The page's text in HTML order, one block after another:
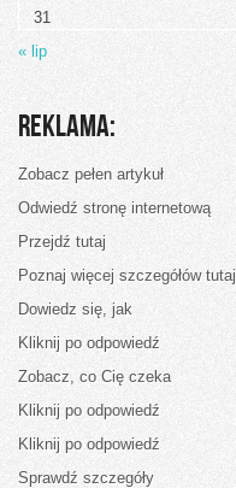
31
« lip
Reklama:
Zobacz pełen artykuł
Odwiedź stronę internetową
Przejdź tutaj
Poznaj więcej szczegółów tutaj
Dowiedz się, jak
Kliknij po odpowiedź
Zobacz, co Cię czeka
Kliknij po odpowiedź
Kliknij po odpowiedź
Sprawdź szczegóły